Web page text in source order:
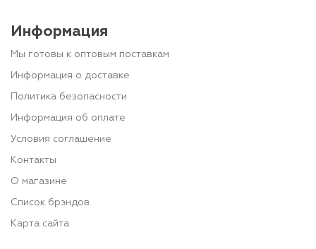
Информация
Мы готовы к оптовым поставкам
Информация о доставке
Политика безопасности
Информация об оплате
Условия соглашение
Контакты
О магазине
Список брэндов
Карта сайта